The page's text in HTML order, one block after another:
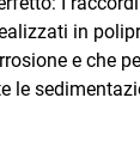
in
e che
le